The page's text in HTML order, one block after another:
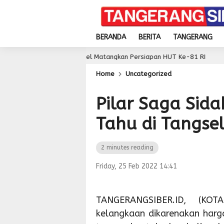
BERANDA BERITA TANGERANG
Pemkot Tangsel Matangkan Persiapan HUT Ke-81 RI 9 hour ago
Home Uncategorized
Pilar Saga
Tahu di Tangsel
2 minutes reading
Friday, 25 Feb 2022 14:41
TANGERANGSIBER.ID,
kelangkaan dikarenakan